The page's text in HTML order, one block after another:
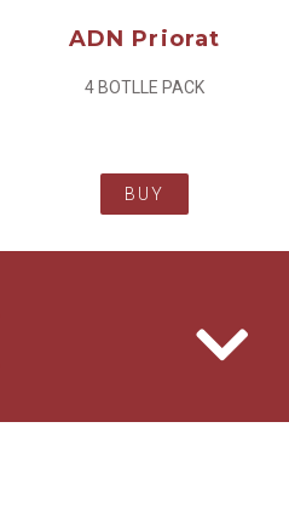
ADN Priorat
4 BOTLLE PACK
BUY